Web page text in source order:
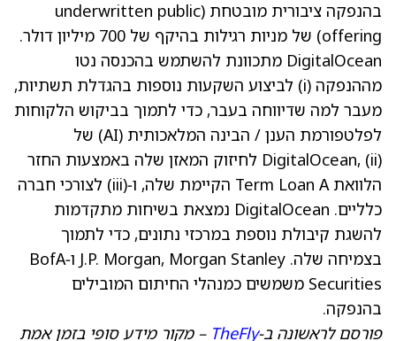
בהנפקה ציבורית מובטחת (underwritten public
offering) של מניות רגילות בהיקף של 700 מיליון דולר.
DigitalOcean מתכוונת להשתמש בהכנסה נטו
מההנפקה (i) לביצוע השקעות נוספות בהגדלת תשתיות,
מעבר למה שדיווחה בעבר, כדי לתמוך בביקוש הלקוחות
לפלטפורמת הענן / הבינה המלאכותית (AI) של
DigitalOcean, (ii) לחיזוק המאזן שלה באמצעות החזר
הלוואת Term Loan A הקיימת שלה, ו‑(iii) לצורכי חברה
כלליים. DigitalOcean נמצאת בשיחות מתקדמות
להשגת קיבולת נוספת במרכזי נתונים, כדי לתמוך
בצמיחה שלה. J.P. Morgan, Morgan Stanley ו‑BofA
Securities משמשים כמנהלי החיתום המובילים
בהנפקה.
פורסם לראשונה ב‑TheFly – מקור מידע סופי בזמן אמת